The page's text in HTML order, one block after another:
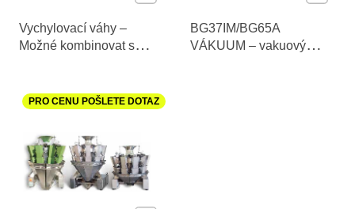
Vychylovací váhy –
Možné kombinovat s
BG37IM/BG65A
VÁKUUM – vakuový
PRO CENU POŠLETE DOTAZ